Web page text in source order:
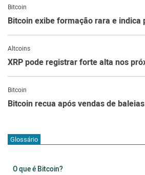
Bitcoin
Bitcoin exibe formação rara e indica
Altcoins
XRP pode registrar forte alta nos
Bitcoin
Bitcoin recua após vendas de
Glossário
O que é Bitcoin?